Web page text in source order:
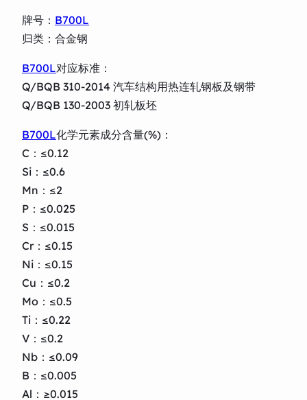
牌号： B700L
归类：合金钢
B700L对应标准：
Q/BQB 310-2014 汽车结构用热连轧钢板及钢带
Q/BQB 130-2003 初轧板坯
B700L化学元素成分含量(%)：
C：≤0.12
Si：≤0.6
Mn：≤2
P：≤0.025
S：≤0.015
Cr：≤0.15
Ni：≤0.15
Cu：≤0.2
Mo：≤0.5
Ti：≤0.22
V：≤0.2
Nb：≤0.09
B：≤0.005
Al：≥0.015